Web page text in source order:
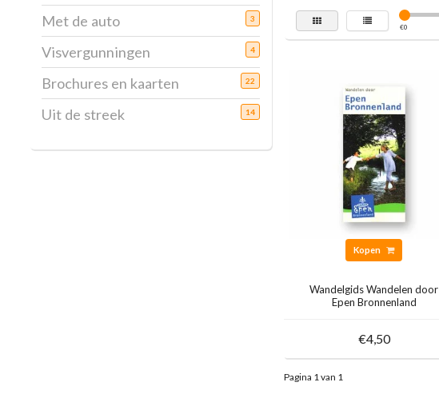
Met de auto 3
Visvergunningen 4
Brochures en kaarten 22
Uit de streek 14
€0
Kopen
Wandelgids Wandelen door
Epen Bronnenland
€4,50
Pagina 1 van 1